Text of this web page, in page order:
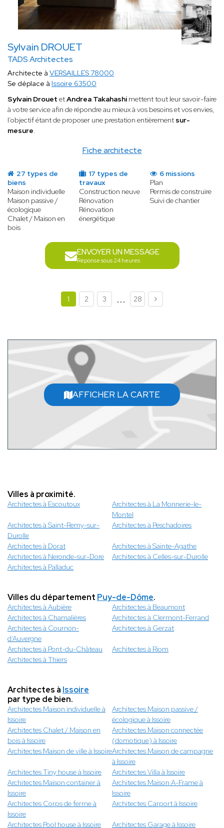
Sylvain DROUET
TADS Architectes
Fiche architecte
Architecte à VERSAILLES 78000
Se déplace à Issoire 63500
Sylvain Drouet etAndrea Takahashi mettent tout leur savoir-faire
à votre service afin de répondre au mieux à vos besoins et vos envies,
l’objectif étant de proposer une prestation entièrement sur-
mesure.
27 types de
biens
Maison individuelle
Maison passive /
écologique
Chalet / Maison en
bois
17 types de
travaux
Construction neuve
Rénovation
Rénovation
énergétique
6 missions
Plan
Permis de construire
Suivi de chantier
ENVOYER UN MESSAGE
Réponse sous 24 heures
1 2 3 ... 28
AFFICHER LA CARTE
Villes à proximité.
Architectes à Escoutoux
Architectes à La Monnerie-le-
Montel
Architectes à Saint-Remy-sur-
Durolle
Architectes à Peschadoires
Architectes à Dorat
Architectes à Sainte-Agathe
Architectes à Neronde-sur-Dore
Architectes à Celles-sur-Durolle
Architectes à Palladuc
Villes du département Puy-de-Dôme.
Architectes à Aubière
Architectes à Beaumont
Architectes à Chamalières
Architectes à Clermont-Ferrand
Architectes à Cournon-
d’Auvergne
Architectes à Gerzat
Architectes à Pont-du-Château
Architectes à Riom
Architectes à Thiers
Architectes à Issoire
par type de bien.
Architectes Maison individuelle à
Issoire
Architectes Maison passive /
écologique à Issoire
Architectes Chalet / Maison en
bois à Issoire
Architectes Maison connectée
(domotique) à Issoire
Architectes Maison de ville à IssoireArchitectes Maison de campagne
à Issoire
Architectes Tiny house à Issoire
Architectes Villa à Issoire
Architectes Maison container à
Issoire
Architectes Maison A-Frame à
Issoire
Architectes Corps de ferme à
Issoire
Architectes Carport à Issoire
Architectes Pool house à Issoire Architectes Garage à Issoire